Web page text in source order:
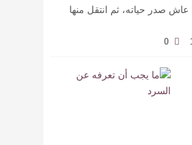
سنة 360 وفيها عاش صدر حياته، ثم انتقل منها
0